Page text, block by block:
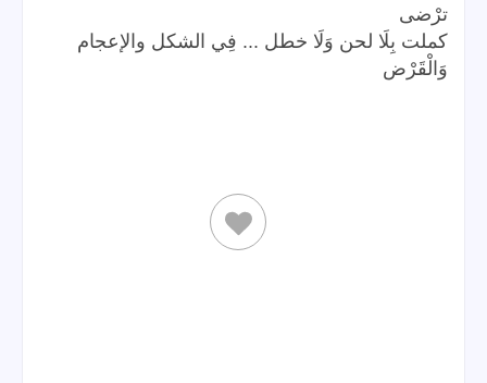
ترْضى
كملت بِلَا لحن وَلَا خطل ... فِي الشكل والإعجام
وَالْقَرْض